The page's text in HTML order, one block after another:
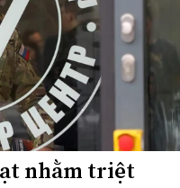
nhằm triệt